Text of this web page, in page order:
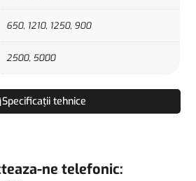
650, 1210, 1250, 900
2500, 5000
Specificații tehnice
ne telefonic: